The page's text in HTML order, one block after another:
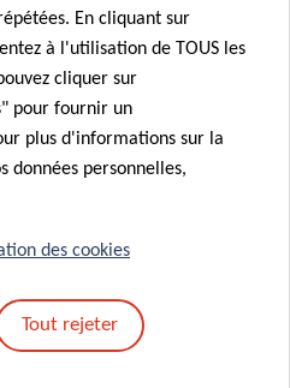
DONNÉES
En cliquant sur
à l'utilisation de TOUS les
cliquer sur
pour fournir un
plus d'informations sur la
données personnelles,
des cookies
Tout rejeter